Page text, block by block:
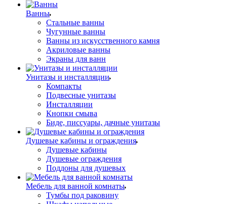
Ванны
Стальные ванны
Чугунные ванны
Ванны из искусственного камня
Акриловые ванны
Экраны для ванн
Унитазы и инсталляции
Компакты
Подвесные унитазы
Инсталляции
Кнопки смыва
Биде, писсуары, дачные унитазы
Душевые кабины и ограждения
Душевые кабины
Душевые ограждения
Поддоны для душевых
Мебель для ванной комнаты
Тумбы под раковину